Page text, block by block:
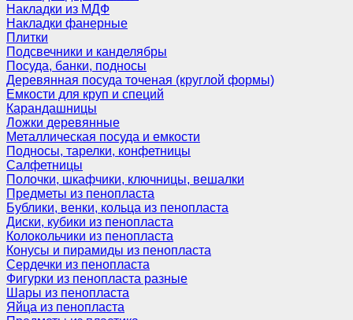
Накладки из МДФ
Накладки фанерные
Плитки
Подсвечники и канделябры
Посуда, банки, подносы
Деревянная посуда точеная (круглой формы)
Емкости для круп и специй
Карандашницы
Ложки деревянные
Металлическая посуда и емкости
Подносы, тарелки, конфетницы
Салфетницы
Полочки, шкафчики, ключницы, вешалки
Предметы из пенопласта
Бублики, венки, кольца из пенопласта
Диски, кубики из пенопласта
Колокольчики из пенопласта
Конусы и пирамиды из пенопласта
Сердечки из пенопласта
Фигурки из пенопласта разные
Шары из пенопласта
Яйца из пенопласта